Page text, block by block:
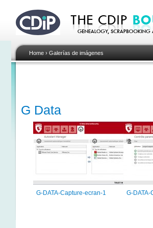
Home› Galerías de imágenes
G Data
G-DATA-Capture-ecran-1 G-